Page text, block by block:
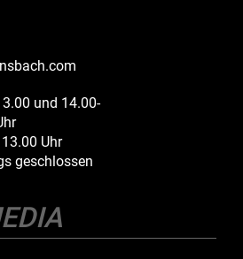
und 14.00-
Uhr
geschlossen